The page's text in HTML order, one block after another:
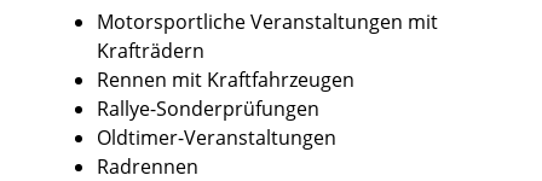
Motorsportliche Veranstaltungen mit
Krafträdern
Rennen mit Kraftfahrzeugen
Rallye-Sonderprüfungen
Oldtimer-Veranstaltungen
Radrennen